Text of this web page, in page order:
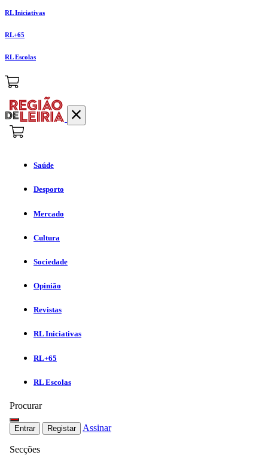
RL Iniciativas
RL+65
RL Escolas
Saúde
Desporto
Mercado
Cultura
Sociedade
Opinião
Revistas
RL Iniciativas
RL+65
RL Escolas
Procurar
Entrar Registar Assinar
Secções